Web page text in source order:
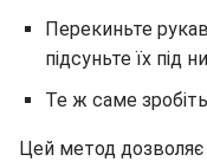
Перекиньте
підсуньте їх під
Те ж саме
Цей метод дозволяє